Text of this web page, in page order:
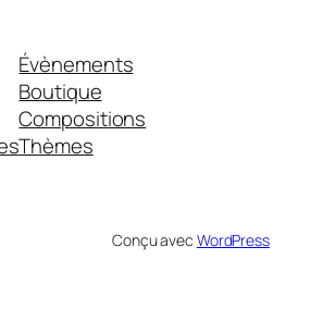
Évènements
Boutique
Compositions
Thèmes
Conçu avec WordPress